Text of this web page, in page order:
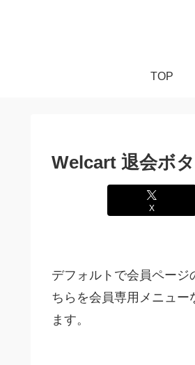
TOP
Welcart 退会ボ
X
デフォルトで会員ページ
ちらを会員専用メニュ
ます。